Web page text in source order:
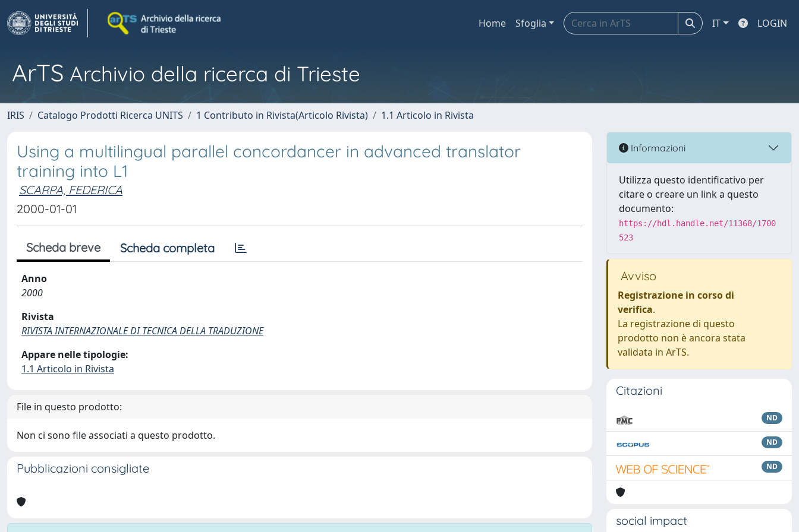
Home Sfoglia IT LOGIN
ArTS Archivio della ricerca di Trieste
IRIS Catalogo Prodotti Ricerca UNITS 1 Contributo in Rivista(Articolo Rivista) 1.1 Articolo in Rivista
Using a multilingual parallel concordancer in advanced translator
training into L1
SCARPA, FEDERICA
2000-01-01
Scheda breve Scheda completa
Anno
2000
Rivista
RIVISTA INTERNAZIONALE DI TECNICA DELLA TRADUZIONE
Appare nelle tipologie:
1.1 Articolo in Rivista
File in questo prodotto:
Non ci sono file associati a questo prodotto.
Pubblicazioni consigliate
Informazioni
Utilizza questo identificativo per
citare o creare un link a questo
documento:
https://hdl.handle.net/11368/1700
523
Avviso
Registrazione in corso di
verifica.
La registrazione di questo
prodotto non è ancora stata
validata in ArTS.
Citazioni
ND
ND
ND
social impact